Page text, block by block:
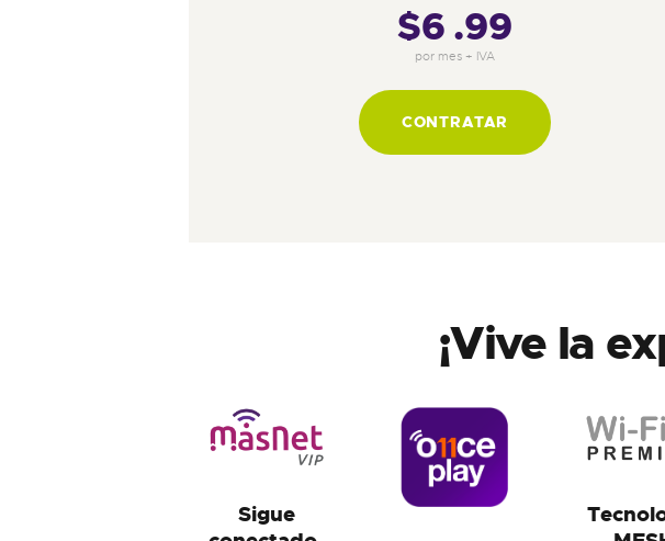
$6 99
por mes + IVA
CONTRATAR
¡Vive la
Sigue